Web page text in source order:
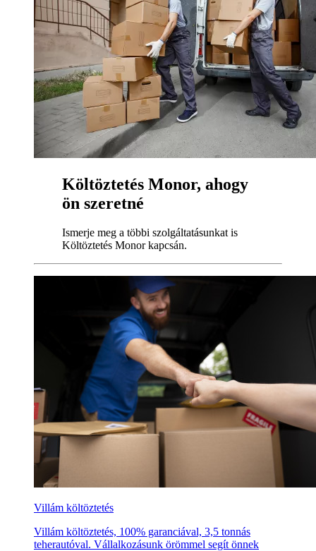
Költöztetés Monor, ahogy
ön szeretné
Ismerje meg a többi szolgáltatásunkat is
Költöztetés Monor kapcsán.
Villám költöztetés
Villám költöztetés, 100% garanciával, 3,5 tonnás
teherautóval. Vállalkozásunk örömmel segít önnek